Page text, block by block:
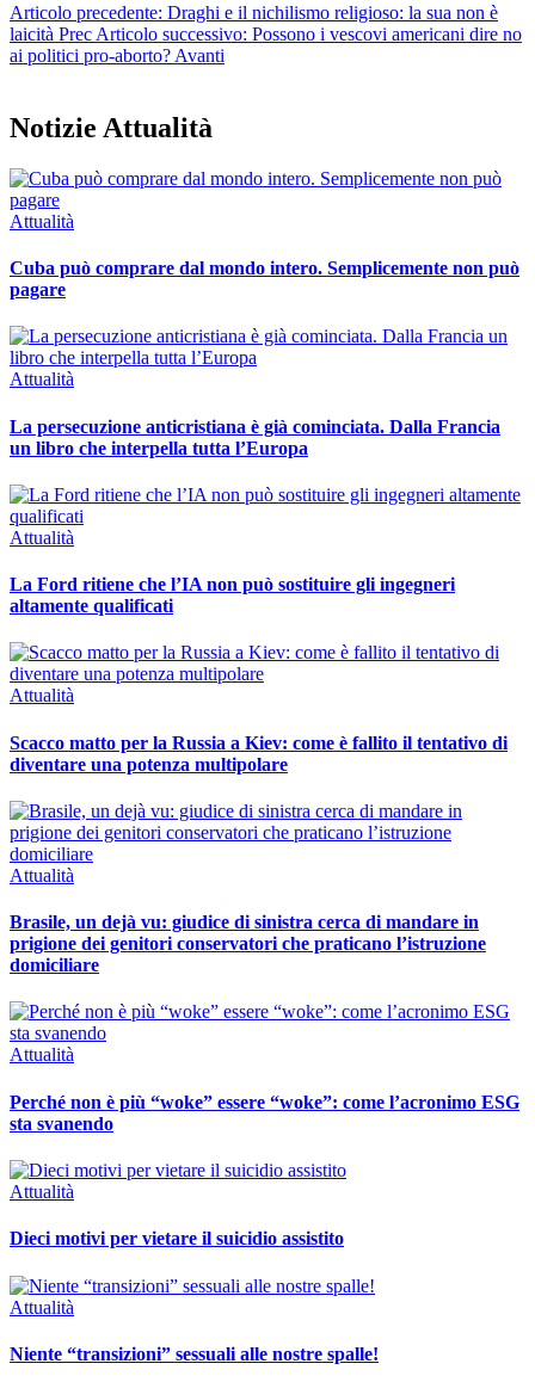
Articolo precedente: Draghi e il nichilismo religioso: la sua non è
laicità Prec Articolo successivo: Possono i vescovi americani dire no
ai politici pro-aborto? Avanti
Notizie Attualità
Attualità
Cuba può comprare dal mondo intero. Semplicemente non può
pagare
Attualità
La persecuzione anticristiana è già cominciata. Dalla Francia
un libro che interpella tutta l’Europa
Attualità
La Ford ritiene che l’IA non può sostituire gli ingegneri
altamente qualificati
Attualità
Scacco matto per la Russia a Kiev: come è fallito il tentativo di
diventare una potenza multipolare
Attualità
Brasile, un dejà vu: giudice di sinistra cerca di mandare in
prigione dei genitori conservatori che praticano l’istruzione
domiciliare
Attualità
Perché non è più “woke” essere “woke”: come l’acronimo ESG
sta svanendo
Attualità
Dieci motivi per vietare il suicidio assistito
Attualità
Niente “transizioni” sessuali alle nostre spalle!